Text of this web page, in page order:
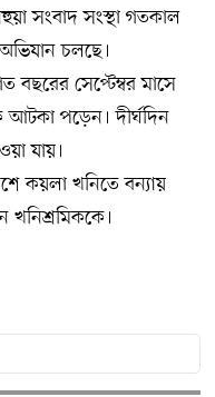
সংবাদ সংস্থা গতকাল
চলছে।
বছরের সেপ্টেম্বর মাসে
পড়েন। দীর্ঘদিন
যায়।
কয়লা খনিতে বন্যায়